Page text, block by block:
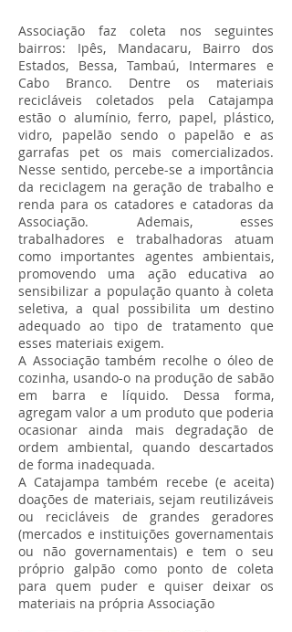
Associação faz coleta nos seguintes
bairros: Ipês, Mandacaru, Bairro dos
Estados, Bessa, Tambaú, Intermares e
Cabo Branco. Dentre os materiais
recicláveis coletados pela Catajampa
estão o alumínio, ferro, papel, plástico,
vidro, papelão sendo o papelão e as
garrafas pet os mais comercializados.
Nesse sentido, percebe-se a importância
da reciclagem na geração de trabalho e
renda para os catadores e catadoras da
Associação. Ademais, esses
trabalhadores e trabalhadoras atuam
como importantes agentes ambientais,
promovendo uma ação educativa ao
sensibilizar a população quanto à coleta
seletiva, a qual possibilita um destino
adequado ao tipo de tratamento que
esses materiais exigem.
A Associação também recolhe o óleo de
cozinha, usando-o na produção de sabão
em barra e líquido. Dessa forma,
agregam valor a um produto que poderia
ocasionar ainda mais degradação de
ordem ambiental, quando descartados
de forma inadequada.
A Catajampa também recebe (e aceita)
doações de materiais, sejam reutilizáveis
ou recicláveis de grandes geradores
(mercados e instituições governamentais
ou não governamentais) e tem o seu
próprio galpão como ponto de coleta
para quem puder e quiser deixar os
materiais na própria Associação